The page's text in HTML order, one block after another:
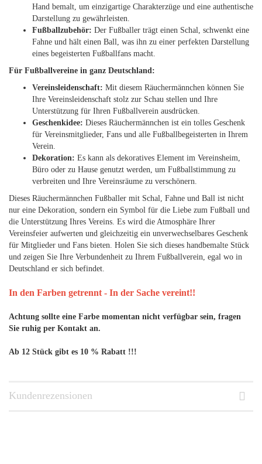
Hand bemalt, um einzigartige Charakterzüge und eine authentische
Darstellung zu gewährleisten.
Fußballzubehör: Der Fußballer trägt einen Schal, schwenkt eine
Fahne und hält einen Ball, was ihn zu einer perfekten Darstellung
eines begeisterten Fußballfans macht.
Für Fußballvereine in ganz Deutschland:
Vereinsleidenschaft: Mit diesem Räuchermännchen können Sie
Ihre Vereinsleidenschaft stolz zur Schau stellen und Ihre
Unterstützung für Ihren Fußballverein ausdrücken.
Geschenkidee: Dieses Räuchermännchen ist ein tolles Geschenk
für Vereinsmitglieder, Fans und alle Fußballbegeisterten in Ihrem
Verein.
Dekoration: Es kann als dekoratives Element im Vereinsheim,
Büro oder zu Hause genutzt werden, um Fußballstimmung zu
verbreiten und Ihre Vereinsräume zu verschönern.
Dieses Räuchermännchen Fußballer mit Schal, Fahne und Ball ist nicht
nur eine Dekoration, sondern ein Symbol für die Liebe zum Fußball und
die Unterstützung Ihres Vereins. Es wird die Atmosphäre Ihrer
Vereinsfeier aufwerten und gleichzeitig ein unverwechselbares Geschenk
für Mitglieder und Fans bieten. Holen Sie sich dieses handbemalte Stück
und zeigen Sie Ihre Verbundenheit zu Ihrem Fußballverein, egal wo in
Deutschland er sich befindet.
In den Farben getrennt - In der Sache vereint!!
Achtung sollte eine Farbe momentan nicht verfügbar sein, fragen
Sie ruhig per Kontakt an.
Ab 12 Stück gibt es 10 % Rabatt !!!
Kundenrezensionen